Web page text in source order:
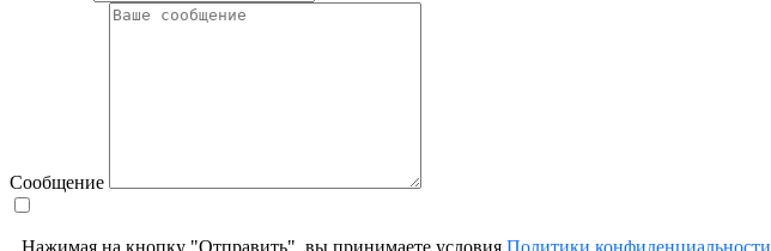
Сообщение
Нажимая на кнопку "Отправить", вы принимаете условия Политики конфиденциальности